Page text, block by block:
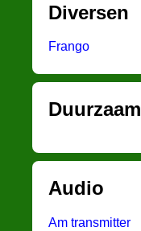
Diversen
Frango
Duurzaam
Audio
Am transmitter